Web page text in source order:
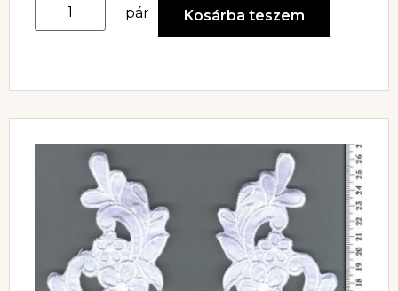
pár Kosárba teszem